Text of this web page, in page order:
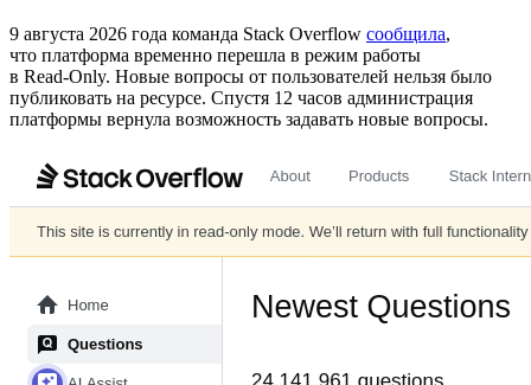
9 августа 2026 года команда Stack Overflow сообщила,
что платформа временно перешла в режим работы
в Read‑Only. Новые вопросы от пользователей нельзя было
публиковать на ресурсе. Спустя 12 часов администрация
платформы вернула возможность задавать новые вопросы.